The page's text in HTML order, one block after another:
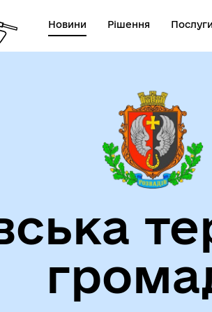
Новини Рішення Послуги
Новини